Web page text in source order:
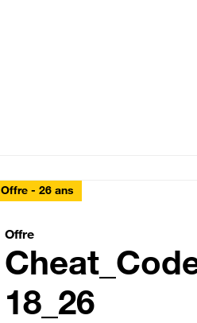
Offre - 26 ans
Cheat_Code
Offre
18_26